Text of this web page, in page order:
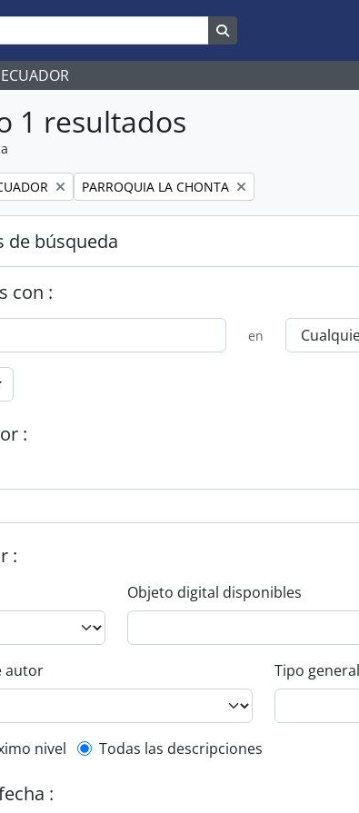
1 resultados
Remove filter:
PARROQUIA LA CHONTA
de búsqueda
con :
en
:
:
Objeto digital disponibles
autor Tipo
filter
nivel Todas las descripciones
: